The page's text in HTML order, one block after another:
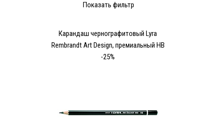
Показать фильтр
Карандаш чернографитовый Lyra
Rembrandt Art Design, премиальный HB
-25%